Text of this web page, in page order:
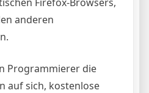
anderen
Programmierer die
auf sich, kostenlose